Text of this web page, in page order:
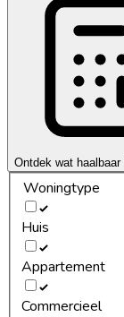
Ontdek wat
Woningtype
Huis
Appartement
Commercieel